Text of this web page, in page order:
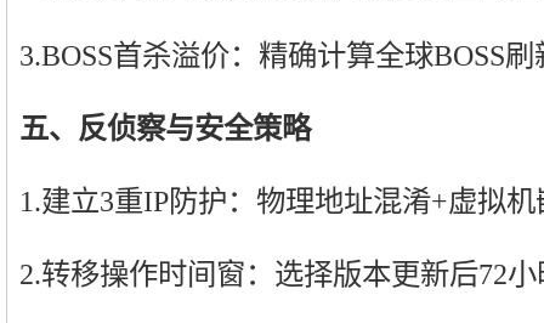
3.BOSS首杀溢价：精确计算全球BOSS
五、反侦察与安全策略
1.建立3重IP防护：物理地址混淆+虚拟
2.转移操作时间窗：选择版本更新后72